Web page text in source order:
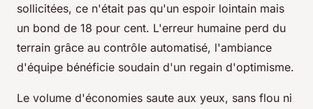
sollicitées, ce n'était pas qu'un espoir lointain mais
un bond de 18 pour cent. L'erreur humaine perd du
terrain grâce au contrôle automatisé, l'ambiance
d'équipe bénéficie soudain d'un regain d'optimisme.
Le volume d'économies saute aux yeux, sans flou ni